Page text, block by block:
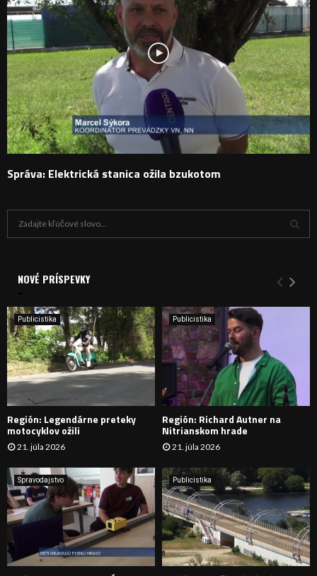
Správa: Elektrická stanica ožila bzukotom
i
e
:
Y
H
D
A
N
I
E
NOVÉ PRÍSPEVKY
Publicistika
Región: Legendárne preteky
motocyklov ožili
21. júla 2026
Publicistika
Región: Richard Autner na
Nitrianskom hrade
21. júla 2026
Spravodajstvo Publicistika